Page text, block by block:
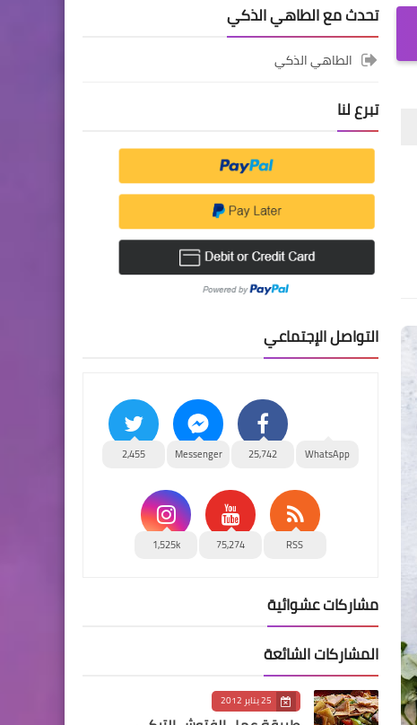
تحدث مع الطاهي الذكي
الطاهي الذكي
تبرع لنا
التواصل الإجتماعي
WhatsApp
25,742
Messenger
2,455
RSS
75,274
1,525k
مشاركات عشوائية
المشاركات الشائعة
25 يناير 2012